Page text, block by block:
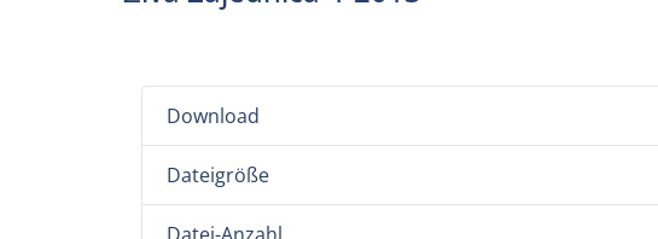
Download
Dateigröße